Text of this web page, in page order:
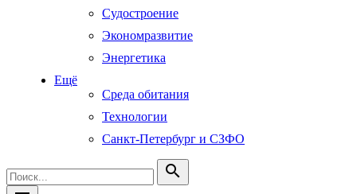
Судостроение
Экономразвитие
Энергетика
Ещё
Среда обитания
Технологии
Санкт-Петербург и СЗФО
search